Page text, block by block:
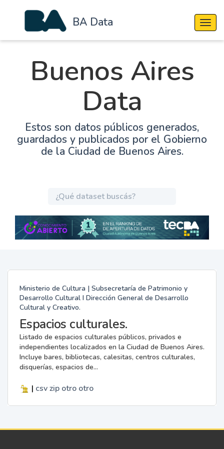
BA Data
Buenos Aires
Data
Estos son datos públicos generados,
guardados y publicados por el Gobierno
de la Ciudad de Buenos Aires.
Ministerio de Cultura | Subsecretaría de Patrimonio y
Desarrollo Cultural I Dirección General de Desarrollo
Cultural y Creativo.
Espacios culturales.
Listado de espacios culturales públicos, privados e
independientes localizados en la Ciudad de Buenos Aires.
Incluye bares, bibliotecas, calesitas, centros culturales,
disquerías, espacios de...
| csv zip otro otro